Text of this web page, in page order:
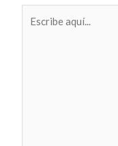
aquí...